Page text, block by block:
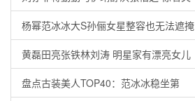
杨幂范冰冰大S孙俪女星整容也无法遮掩
黄磊田亮张铁林刘涛 明星家有漂亮女儿
盘点古装美人TOP40：范冰冰稳坐第